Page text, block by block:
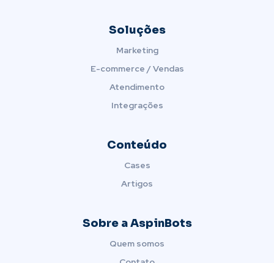
Soluções
Marketing
E-commerce / Vendas
Atendimento
Integrações
Conteúdo
Cases
Artigos
Sobre a AspinBots
Quem somos